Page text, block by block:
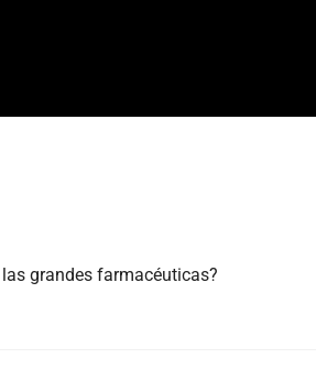
grandes farmacéuticas?